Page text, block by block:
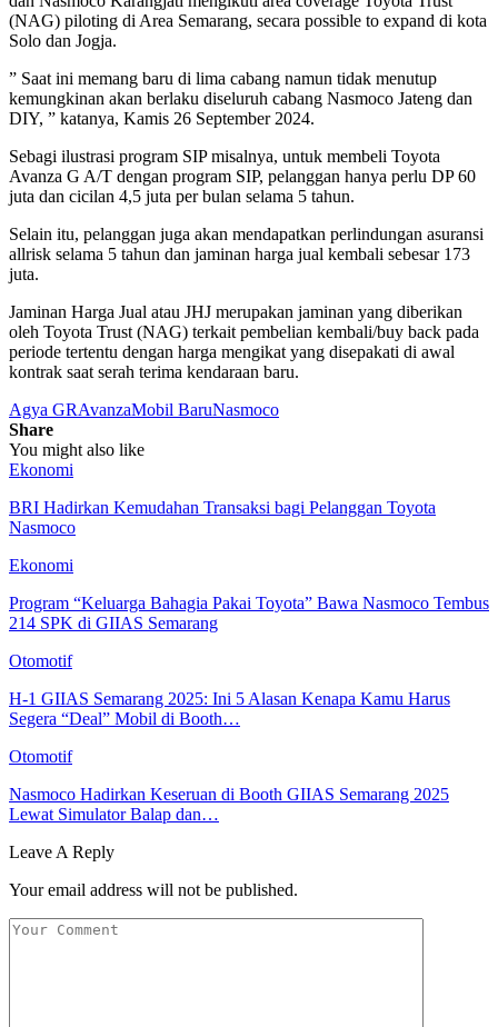
(NAG) piloting di Area Semarang, secara possible to expand di kota
Solo dan Jogja.
” Saat ini memang baru di lima cabang namun tidak menutup
kemungkinan akan berlaku diseluruh cabang Nasmoco Jateng dan
DIY, ” katanya, Kamis 26 September 2024.
Sebagi ilustrasi program SIP misalnya, untuk membeli Toyota
Avanza G A/T dengan program SIP, pelanggan hanya perlu DP 60
juta dan cicilan 4,5 juta per bulan selama 5 tahun.
Selain itu, pelanggan juga akan mendapatkan perlindungan asuransi
allrisk selama 5 tahun dan jaminan harga jual kembali sebesar 173
juta.
Jaminan Harga Jual atau JHJ merupakan jaminan yang diberikan
oleh Toyota Trust (NAG) terkait pembelian kembali/buy back pada
periode tertentu dengan harga mengikat yang disepakati di awal
kontrak saat serah terima kendaraan baru.
Agya GRAvanzaMobil BaruNasmoco
Share
You might also like
Ekonomi
BRI Hadirkan Kemudahan Transaksi bagi Pelanggan Toyota
Nasmoco
Ekonomi
Program “Keluarga Bahagia Pakai Toyota” Bawa Nasmoco Tembus
214 SPK di GIIAS Semarang
Otomotif
H-1 GIIAS Semarang 2025: Ini 5 Alasan Kenapa Kamu Harus
Segera “Deal” Mobil di Booth…
Otomotif
Nasmoco Hadirkan Keseruan di Booth GIIAS Semarang 2025
Lewat Simulator Balap dan…
Leave A Reply
Your email address will not be published.